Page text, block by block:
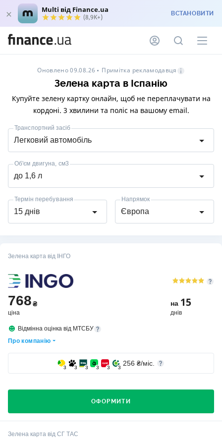
Multi від Finance.ua
(8,9K+) ВСТАНОВИТИ
Оновлено 09.08.26 Примітка рекламодавця
Зелена карта в Іспанію
Купуйте зелену картку онлайн, щоб не переплачувати на
кордоні. 3 хвилини та поліс на вашому email.
Легковий автомобіль
Транспортний засіб
до 1,6 л
Об'єм двигуна, см3
15 днів
Термін перебування
Європа
Напрямок
Зелена карта від ІНГО
768₴
ціна
на 15
днів
Відмінна оцінка від МТСБУ
Про компанію
3 3 3 3 3 3
256 ₴/міс.
ОФОРМИТИ
Хто вибирає страхову компанію ІНГО?
Компанію вибирають клієнти, для яких важлива стабільність,
Зелена карта від СГ ТАС